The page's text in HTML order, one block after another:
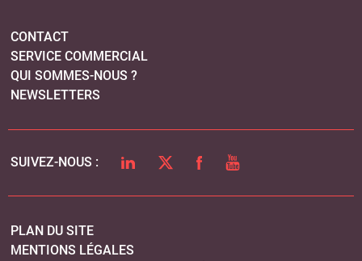
CONTACT
SERVICE COMMERCIAL
QUI SOMMES-NOUS ?
NEWSLETTERS
SUIVEZ-NOUS : LINKEDINTWITTERFACEBOOK
YOUTUBE
PLAN DU SITE
MENTIONS LÉGALES